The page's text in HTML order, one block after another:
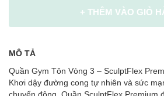
+ THÊM VÀO GIỎ
MÔ TẢ
Quần Gym Tôn Vòng 3 – SculptFlex
Khơi dậy đường cong tự nhiên và sức